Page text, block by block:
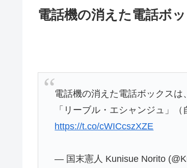
電話機の消えた電話ボ
電話機の消えた電話ボックス
「リーブル・エシャンジュ」
https://t.co/cWICcszXZE
— 国末憲人 Kunisue Norito